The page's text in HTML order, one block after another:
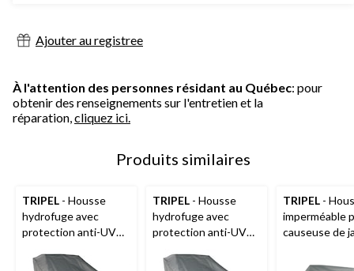
Ajouter au registree
À l'attention des personnes résidant au Québec: pour
obtenir des renseignements sur l'entretien et la
réparation,cliquez ici.
Produits similaires
TRIPEL - Housse
hydrofuge avec
protection anti-UV
de jardin, gris, 27 x
TRIPEL - Housse
hydrofuge avec
protection anti-UV
à dossier haut, gris,
TRIPEL -
imperméable
causeuse de
54 x 36 po